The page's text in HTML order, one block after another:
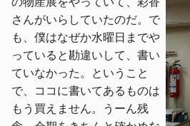
さんがいらしていたのだ。で
も、僕はなぜか水曜日までや
っていると勘違いして、書い
ていなかった。ということ
で、ココに書いてあるものは
もう買えません。うーん残